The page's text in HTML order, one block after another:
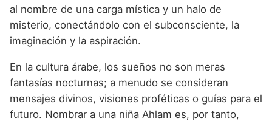
al nombre de una carga mística y un halo de
misterio, conectándolo con el subconsciente, la
imaginación y la aspiración.
En la cultura árabe, los sueños no son meras
fantasías nocturnas; a menudo se consideran
mensajes divinos, visiones proféticas o guías para el
futuro. Nombrar a una niña Ahlam es, por tanto,